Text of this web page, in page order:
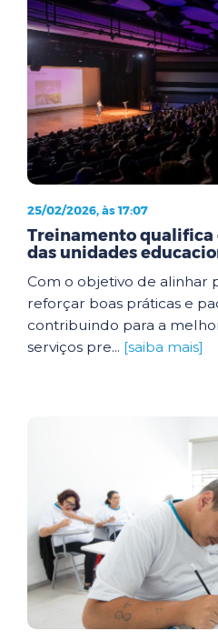
25/02/2026, às 17:07
Treinamento qualifica
das unidades
Com o objetivo de alinhar
reforçar boas práticas e
contribuindo para a
serviços pre... [saiba mais]